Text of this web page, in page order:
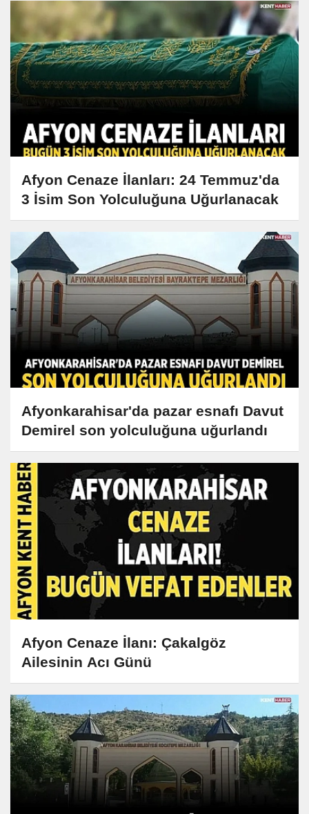
Afyon Cenaze İlanları: 24 Temmuz'da
3 İsim Son Yolculuğuna Uğurlanacak
Afyonkarahisar'da pazar esnafı Davut
Demirel son yolculuğuna uğurlandı
Afyon Cenaze İlanı: Çakalgöz
Ailesinin Acı Günü